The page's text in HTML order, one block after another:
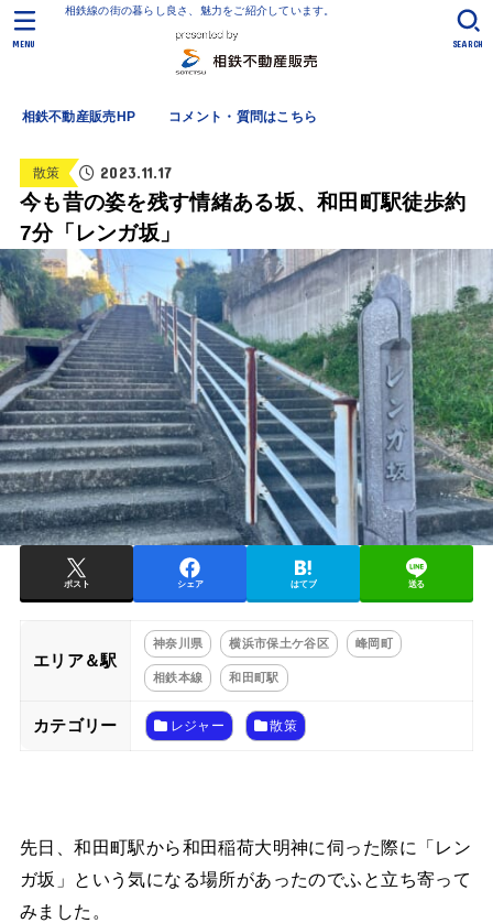
相鉄線の街の暮らし良さ、魅力をご紹介しています。
相鉄不動産販売HP コメント・質問はこちら
SEARCH
MENU
散策 2023.11.17
今も昔の姿を残す情緒ある坂、和田町駅徒歩約
7分「レンガ坂」
ポスト シェア はてブ 送る
エリア＆駅
神奈川県 横浜市保土ケ谷区 峰岡町
相鉄本線 和田町駅
カテゴリー レジャー 散策
先日、和田町駅から和田稲荷大明神に伺った際に「レン
ガ坂」という気になる場所があったのでふと立ち寄って
みました。